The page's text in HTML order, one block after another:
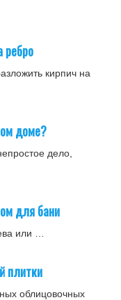
ребро
кирпич на
доме?
дело,
для бани
или …
плитки
облицовочных